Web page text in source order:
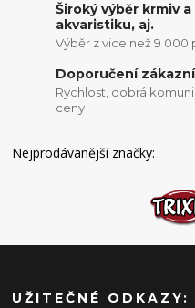
Široký výběr krmiv
akvaristiku, aj.
Výběr z vice než 9 000
Doporučení
Rychlost, dobrá
ceny
Nejprodávanější značky:
UŽITEČNÉ ODKAZY: